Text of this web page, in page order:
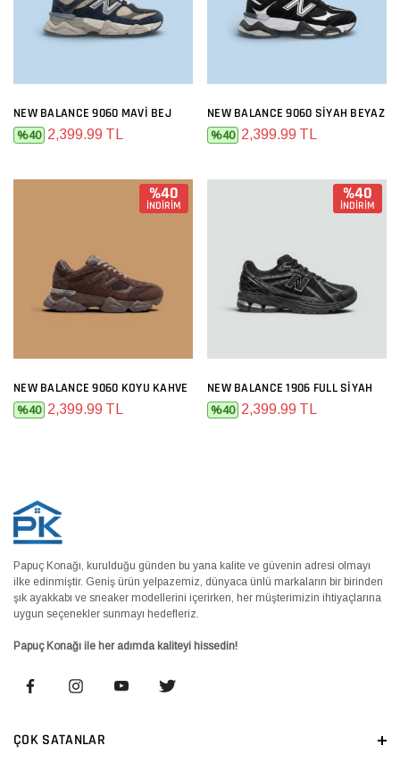
NEW BALANCE 9060 MAVI BEJ
%40 2,399.99 TL
NEW BALANCE 9060 SIYAH BEYAZ
%40 2,399.99 TL
%40
İNDİRİM
NEW BALANCE 9060 KOYU KAHVE
%40 2,399.99 TL
%40
İNDİRİM
NEW BALANCE 1906 FULL SIYAH
%40 2,399.99 TL
Papuç Konağı, kurulduğu günden bu yana kalite ve güvenin adresi olmayı
ilke edinmiştir. Geniş ürün yelpazemiz, dünyaca ünlü markaların bir birinden
şık ayakkabı ve sneaker modellerini içerirken, her müşterimizin ihtiyaçlarına
uygun seçenekler sunmayı hedefleriz.
Papuç Konağı ile her adımda kaliteyi hissedin!
ÇOK SATANLAR